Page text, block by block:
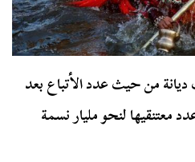
ديانة من حيث عدد الأتباع بعد
معتنقيها لنحو مليار نسمة